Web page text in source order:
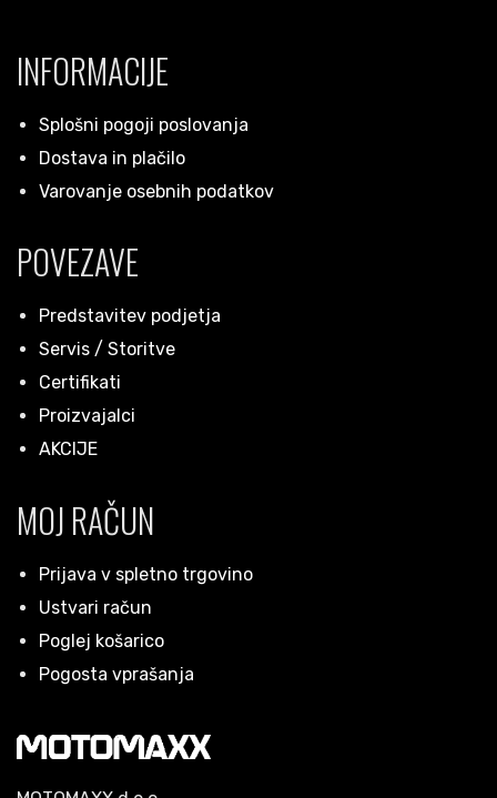
INFORMACIJE
Splošni pogoji poslovanja
Dostava in plačilo
Varovanje osebnih podatkov
POVEZAVE
Predstavitev podjetja
Servis / Storitve
Certifikati
Proizvajalci
AKCIJE
MOJ RAČUN
Prijava v spletno trgovino
Ustvari račun
Poglej košarico
Pogosta vprašanja